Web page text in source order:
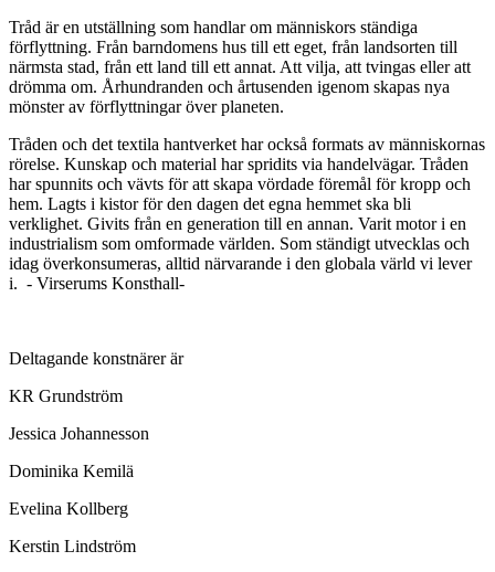
Tråd är en utställning som handlar om människors ständiga
förflyttning. Från barndomens hus till ett eget, från landsorten till
närmsta stad, från ett land till ett annat. Att vilja, att tvingas eller att
drömma om. Århundranden och årtusenden igenom skapas nya
mönster av förflyttningar över planeten.
Tråden och det textila hantverket har också formats av människornas
rörelse. Kunskap och material har spridits via handelvägar. Tråden
har spunnits och vävts för att skapa vördade föremål för kropp och
hem. Lagts i kistor för den dagen det egna hemmet ska bli
verklighet. Givits från en generation till en annan. Varit motor i en
industrialism som omformade världen. Som ständigt utvecklas och
idag överkonsumeras, alltid närvarande i den globala värld vi lever
i. - Virserums Konsthall-
Deltagande konstnärer är
KR Grundström
Jessica Johannesson
Dominika Kemilä
Evelina Kollberg
Kerstin Lindström